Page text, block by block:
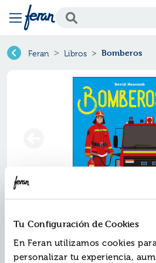
Tu Configuración de Cookies
En Feran utilizamos cookies
personalizar tu experiencia,
Feran Libros Bomberos
Ref.ZPA-8572590
ISBN:9788428572590